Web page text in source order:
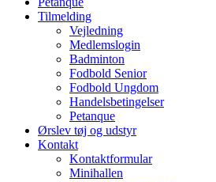
Tilmelding
Vejledning
Medlemslogin
Badminton
Fodbold Senior
Fodbold Ungdom
Handelsbetingelser
Petanque
Ørslev tøj og udstyr
Kontakt
Kontaktformular
Minihallen